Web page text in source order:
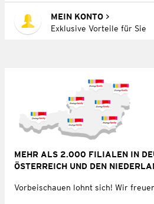
MEIN KONTO
Exklusive Vorteile für Sie
MEHR ALS 2.000 FILIALEN IN
ÖSTERREICH UND DEN
Vorbeischauen lohnt sich! Wir